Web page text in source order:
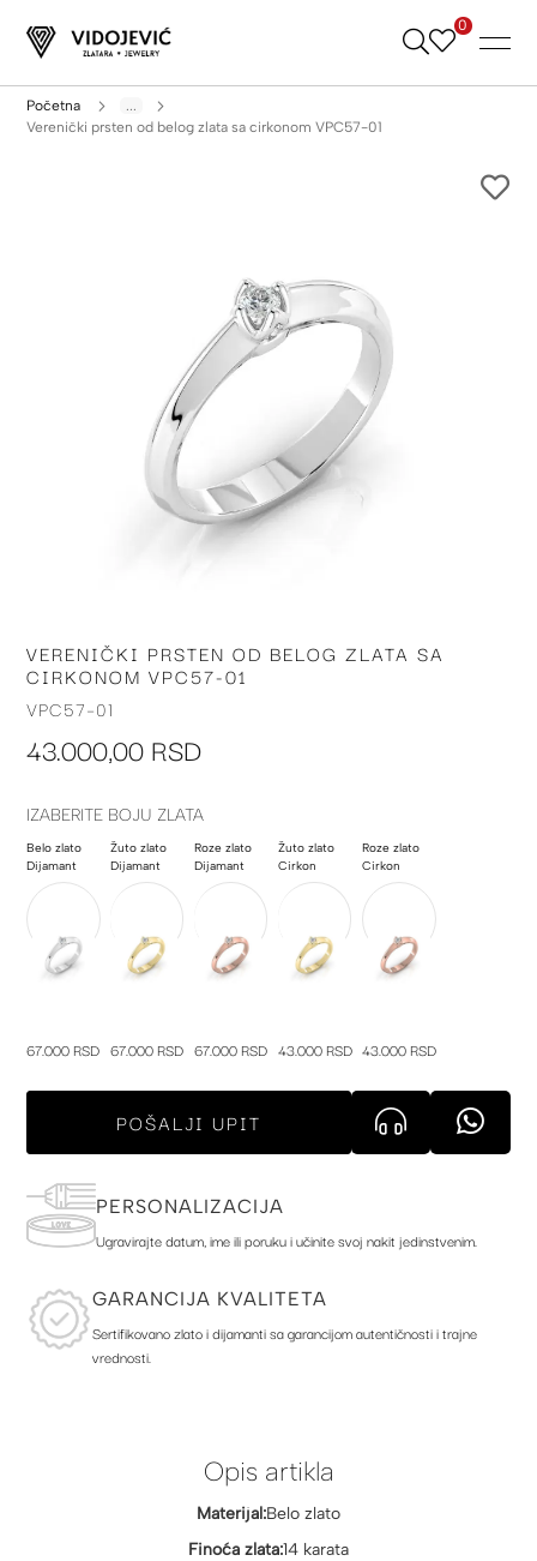
Skip
0
Početna
...
Verenički prsten od belog zlata sa cirkonom VPC57-01
Skip
to
the
of
gallery
VERENIČKI PRSTEN OD BELOG ZLATA SA
CIRKONOM VPC57-01
VPC57-01
43.000,00 RSD
IZABERITE BOJU ZLATA
Belo zlato
Dijamant
67.000 RSD
Žuto zlato
Dijamant
67.000 RSD
Roze zlato
Dijamant
67.000 RSD
Žuto zlato
Cirkon
43.000 RSD
Roze zlato
Cirkon
43.000 RSD
POŠALJI UPIT
PERSONALIZACIJA
Ugravirajte datum, ime ili poruku i učinite svoj nakit jedinstvenim.
GARANCIJA KVALITETA
Sertifikovano zlato i dijamanti sa garancijom autentičnosti i trajne
vrednosti.
Opis artikla
Materijal:Belo zlato
Finoća zlata:14 karata